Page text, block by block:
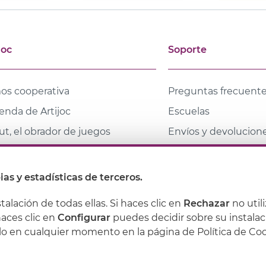
cooperativa
de Artijoc
el obrador de juegos
Soporte
Preguntas
Escuelas
Envíos y
y estadísticas de terceros.
de todas ellas. Si haces clic en Rechazar no
clic en Configurar puedes decidir sobre su
en cualquier momento en la página de Política de